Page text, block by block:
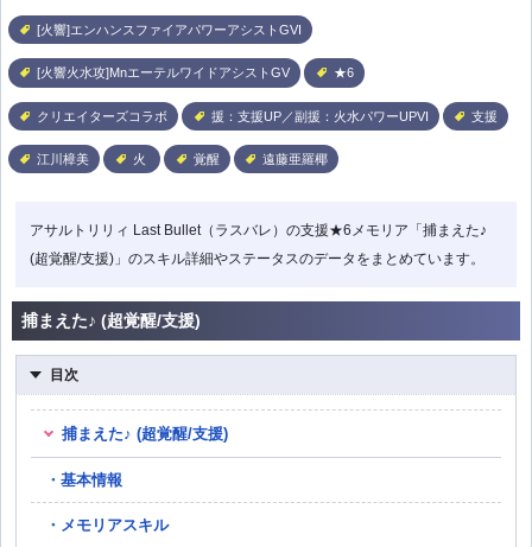
[火響]エンハンスファイアパワーアシストGVI
[火響火水攻]MnエーテルワイドアシストGV ★6
クリエイターズコラボ 援：支援UP／副援：火水パワーUPVI 支援
江川樟美 火 覚醒 遠藤亜羅椰
アサルトリリィ Last Bullet（ラスバレ）の支援★6メモリア「捕まえた♪
(超覚醒/支援)」のスキル詳細やステータスのデータをまとめています。
捕まえた♪ (超覚醒/支援)
目次
捕まえた♪ (超覚醒/支援)
基本情報
メモリアスキル